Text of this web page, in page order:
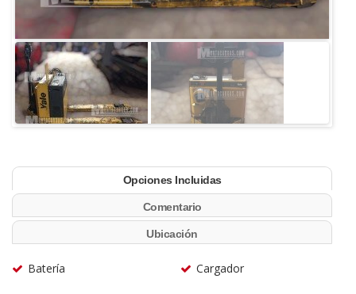
Opciones Incluidas
Comentario
Ubicación
Batería Cargador